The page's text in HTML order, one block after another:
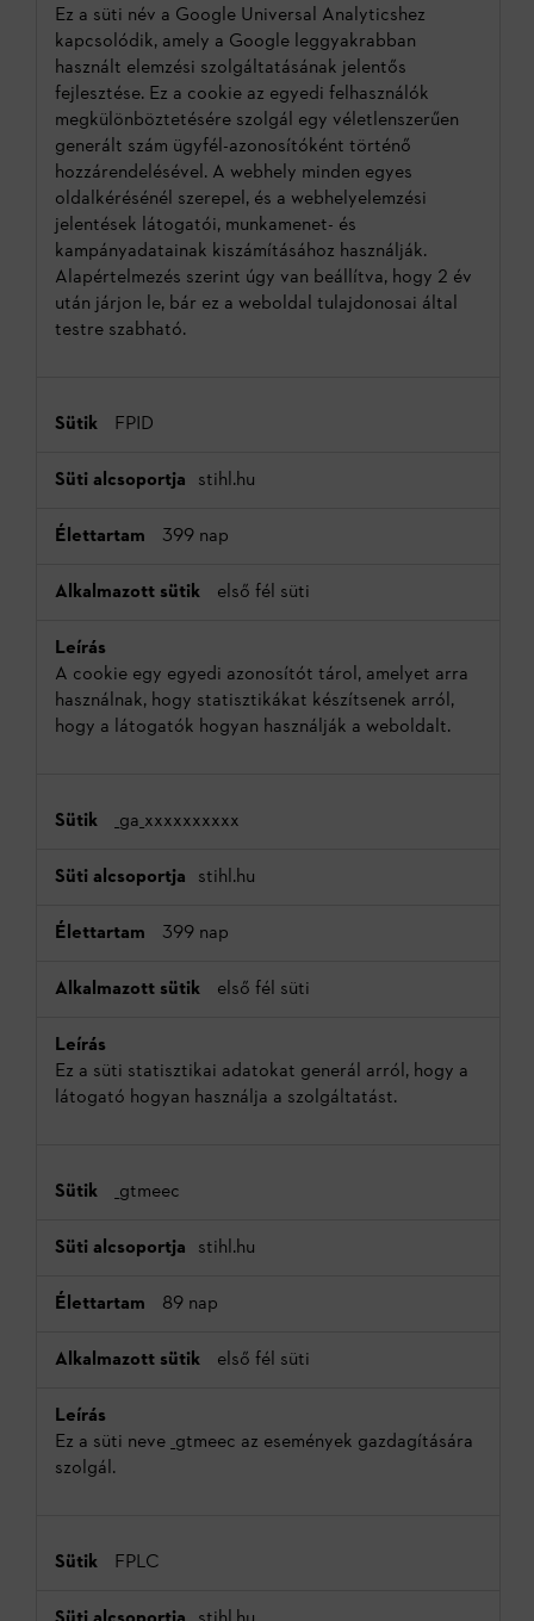
Ez a süti név a Google Universal Analyticshez
kapcsolódik, amely a Google leggyakrabban
használt elemzési szolgáltatásának jelentős
fejlesztése. Ez a cookie az egyedi felhasználók
megkülönböztetésére szolgál egy véletlenszerűen
generált szám ügyfél-azonosítóként történő
hozzárendelésével. A webhely minden egyes
oldalkérésénél szerepel, és a webhelyelemzési
jelentések látogatói, munkamenet- és
kampányadatainak kiszámításához használják.
Alapértelmezés szerint úgy van beállítva, hogy 2 év
után járjon le, bár ez a weboldal tulajdonosai által
testre szabható.
FPID
stihl.hu
399 nap
első fél süti
A cookie egy egyedi azonosítót tárol, amelyet arra
használnak, hogy statisztikákat készítsenek arról,
hogy a látogatók hogyan használják a weboldalt.
_ga_xxxxxxxxxx
stihl.hu
399 nap
első fél süti
Ez a süti statisztikai adatokat generál arról, hogy a
látogató hogyan használja a szolgáltatást.
_gtmeec
stihl.hu
89 nap
első fél süti
Ez a süti neve _gtmeec az események gazdagítására
szolgál.
FPLC